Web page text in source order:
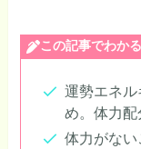
この記事でわか
運勢エネ
め。体力
体力がな